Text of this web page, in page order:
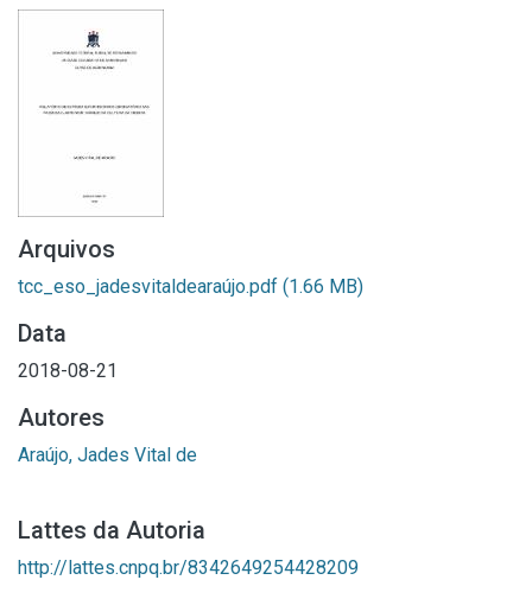
Arquivos
tcc_eso_jadesvitaldearaújo.pdf (1.66 MB)
Data
2018-08-21
Autores
Araújo, Jades Vital de
Lattes da Autoria
http://lattes.cnpq.br/8342649254428209